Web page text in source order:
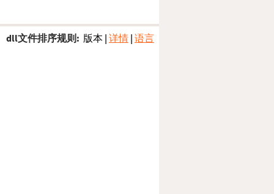
dll文件排序规则: 版本 | 详情 | 语言